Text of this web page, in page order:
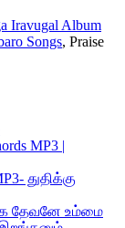
Iravugal Album
Songs, Praise
MP3 |
துதிக்கு
தேவனே உம்மை